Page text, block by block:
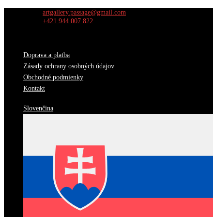
artgallery.passage@gmail.com
+421 944 007 822
Doprava a platba
Zásady ochrany osobných údajov
Obchodné podmienky
Kontakt
Slovenčina